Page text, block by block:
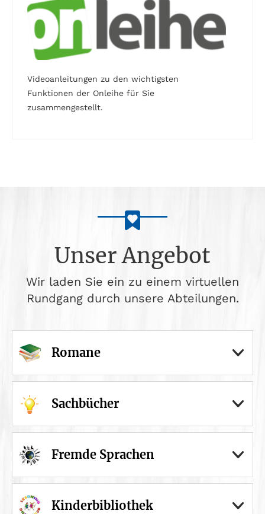
Videoanleitungen zu den wichtigsten
Funktionen der Onleihe für Sie
zusammengestellt.
Unser Angebot
Wir laden Sie ein zu einem virtuellen
Rundgang durch unsere Abteilungen.
Romane
Sachbücher
Fremde Sprachen
Kinderbibliothek